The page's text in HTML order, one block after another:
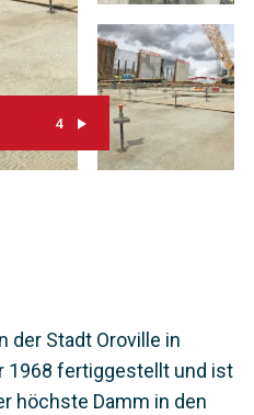
4
der Stadt Oroville in
1968 fertiggestellt und ist
höchste Damm in den